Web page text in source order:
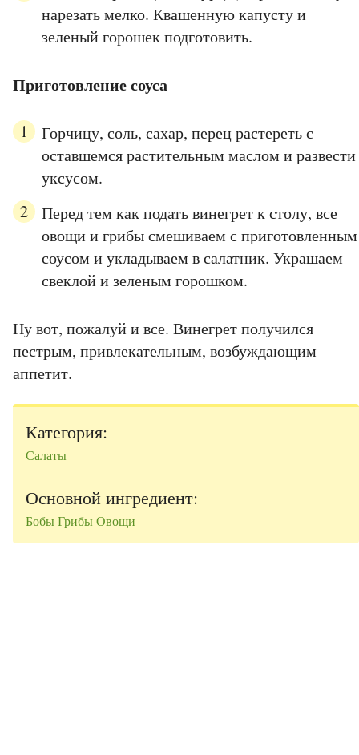
нарезать мелко. Квашенную капусту и
зеленый горошек подготовить.
Приготовление соуса
Горчицу, соль, сахар, перец растереть с
оставшемся растительным маслом и развести
уксусом.
Перед тем как подать винегрет к столу, все
овощи и грибы смешиваем с приготовленным
соусом и укладываем в салатник. Украшаем
свеклой и зеленым горошком.
Ну вот, пожалуй и все. Винегрет получился
пестрым, привлекательным, возбуждающим
аппетит.
Категория:
Салаты
Основной ингредиент:
БобыГрибыОвощи